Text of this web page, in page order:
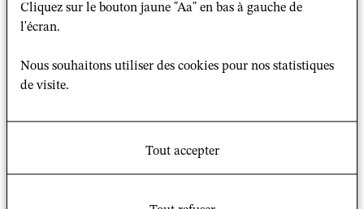
Pourquoi le Gospel ? Pourquoi la francophonie ? Pour
a conduit à la rédaction de Gospel et francophonie,
une alliance sans frontière
résultats provisoires d'un questionnement à poursuivre.
Enfin, on s'interrogera sur quelques enjeux théoriques,
Cliquez sur le bouton jaune "Aa" en bas à gauche de
l'écran.
Nous souhaitons utiliser des cookies pour nos statistiques
de visite.
Tout accepter